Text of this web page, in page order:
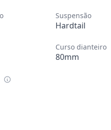
Suspensão
Hardtail
Curso dianteiro
80mm